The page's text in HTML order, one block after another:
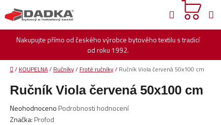
na
obsah
Nakupujte přímo od českého výrobce bytového textilu s tradicí
od roku 1992.
Hledat
Domů
/ KOUPELNA/ Ručníky/ Froté ručníky/ Ručník Viola červená 50x100 cm
Ručník Viola červená 50x100 cm
Průměrné
hodnocení
Neohodnoceno Podrobnosti hodnocení
Značka: Profod